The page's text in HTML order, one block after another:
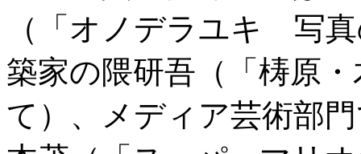
（「オノデラユキ 写
築家の隈研吾（「梼原
て）、メディア芸術部